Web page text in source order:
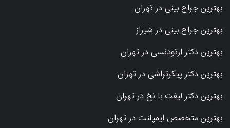
بهترین جراح بینی در تهران
بهترین جراح بینی در شیراز
بهترین دکتر ارتودنسی در تهران
بهترین دکتر پیکرتراشی در تهران
بهترین دکتر لیفت با نخ در تهران
بهترین متخصص ایمپلنت در تهران